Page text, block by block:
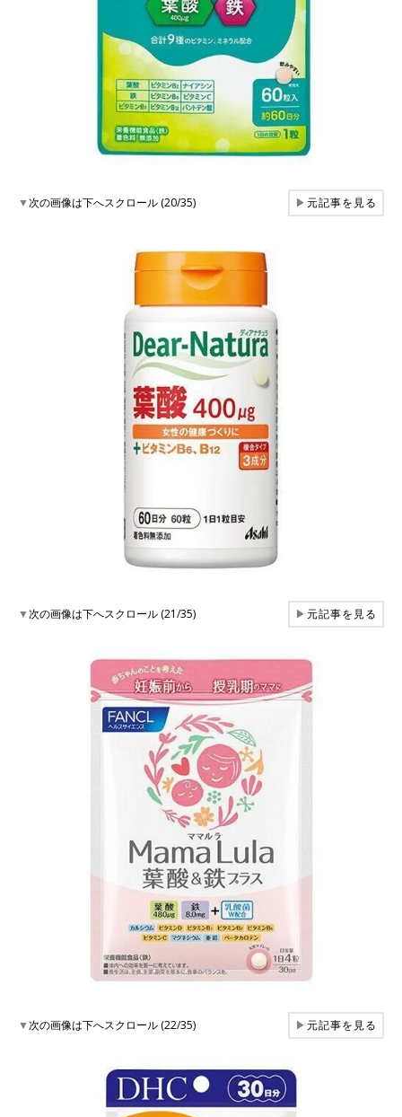
▼次の画像は下へスクロール (20/35) ▶元記事を見る
▼次の画像は下へスクロール (21/35) ▶元記事を見る
▼次の画像は下へスクロール (22/35) ▶元記事を見る